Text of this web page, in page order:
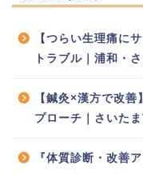
【つらい生理痛に
トラブル｜浦和・
【鍼灸×漢方で改
プローチ｜さいた
『体質診断・改善